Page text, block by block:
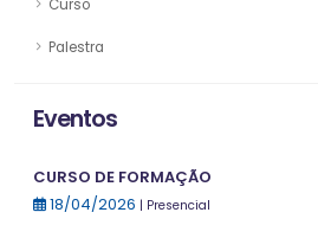
Curso
Palestra
Eventos
CURSO DE FORMAÇÃO
18/04/2026 | Presencial